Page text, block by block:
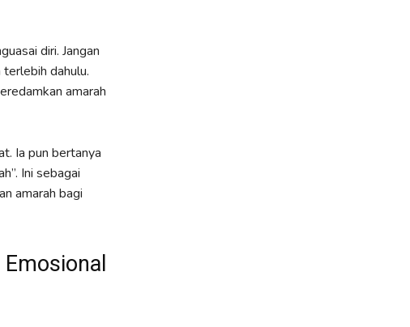
diri. Jangan
dahulu.
amarah
Ia pun bertanya
Ini sebagai
amarah bagi